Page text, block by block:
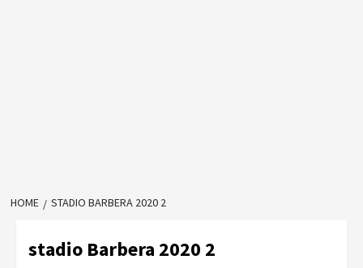
HOME STADIO BARBERA 2020 2
stadio Barbera 2020 2